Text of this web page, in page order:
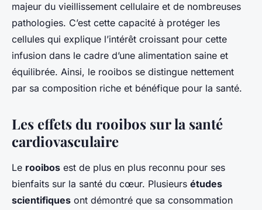
majeur du vieillissement cellulaire et de nombreuses
pathologies. C’est cette capacité à protéger les
cellules qui explique l’intérêt croissant pour cette
infusion dans le cadre d’une alimentation saine et
équilibrée. Ainsi, le rooibos se distingue nettement
par sa composition riche et bénéfique pour la santé.
Les effets du rooibos sur la santé
cardiovasculaire
Le rooibos est de plus en plus reconnu pour ses
bienfaits sur la santé du cœur. Plusieurs études
scientifiques ont démontré que sa consommation